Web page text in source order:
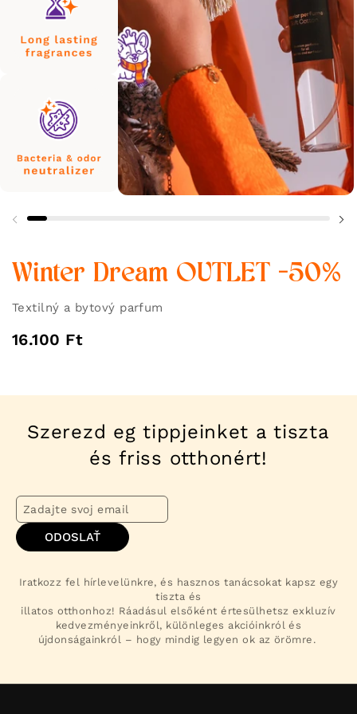
Winter Dream OUTLET -50%
Textilný a bytový parfum
16.100 Ft
Szerezd eg tippjeinket a tiszta
és friss otthonért!
ODOSLAŤ
Iratkozz fel hírlevelünkre, és hasznos tanácsokat kapsz egy
tiszta és
illatos otthonhoz! Ráadásul elsőként értesülhetsz exkluzív
kedvezményeinkről, különleges akcióinkról és
újdonságainkról – hogy mindig legyen ok az örömre.